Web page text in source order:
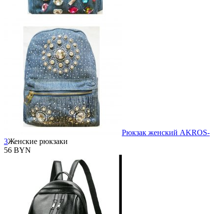
Рюкзак женский AKROS-
3Женские рюкзаки
56 BYN